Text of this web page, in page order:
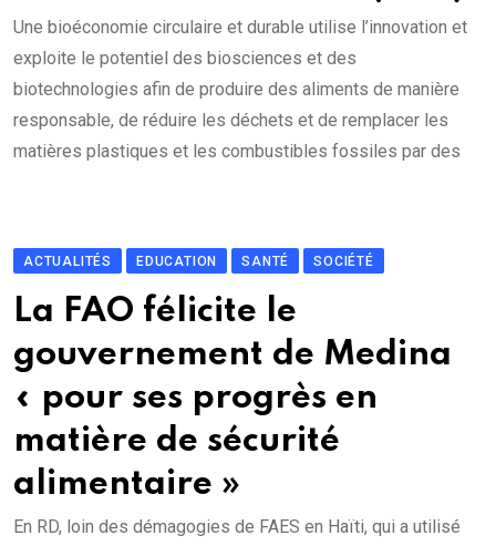
Une bioéconomie circulaire et durable utilise l’innovation et
exploite le potentiel des biosciences et des
biotechnologies afin de produire des aliments de manière
responsable, de réduire les déchets et de remplacer les
matières plastiques et les combustibles fossiles par des
ACTUALITÉS EDUCATION SANTÉ SOCIÉTÉ
La FAO félicite le
gouvernement de Medina
« pour ses progrès en
matière de sécurité
alimentaire »
En RD, loin des démagogies de FAES en Haïti, qui a utilisé